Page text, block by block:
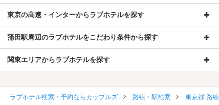
東京の高速・インターからラブホテルを探す
蒲田駅周辺のラブホテルをこだわり条件から探す
関東エリアからラブホテルを探す
ラブホテル検索・予約ならカップルズ 路線・駅検索 東京都 路